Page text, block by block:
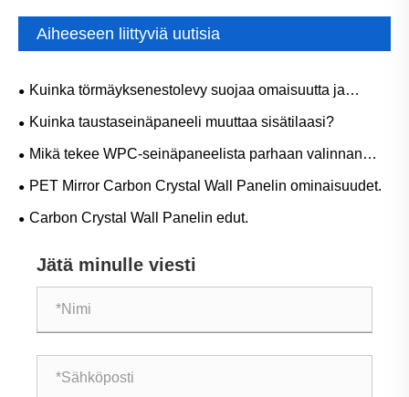
Aiheeseen liittyviä uutisia
Kuinka törmäyksenestolevy suojaa omaisuutta ja
parantaa turvallisuutta nykyaikaisissa ympäristöissä?
Kuinka taustaseinäpaneeli muuttaa sisätilaasi?
Mikä tekee WPC-seinäpaneelista parhaan valinnan
moderniin sisustukseen?
PET Mirror Carbon Crystal Wall Panelin ominaisuudet.
Carbon Crystal Wall Panelin edut.
Jätä minulle viesti